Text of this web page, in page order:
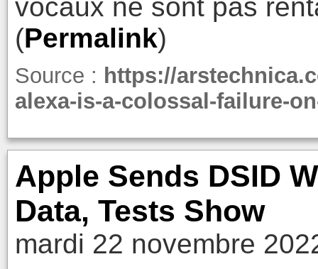
vocaux ne sont pas
(Permalink)
Source : https://
alexa-is-a-colossal-failure-
Apple Sends DSID
Data, Tests Show
mardi 22 novembre